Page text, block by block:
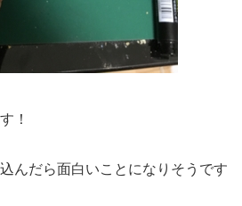
！
んだら面白いことになりそうです